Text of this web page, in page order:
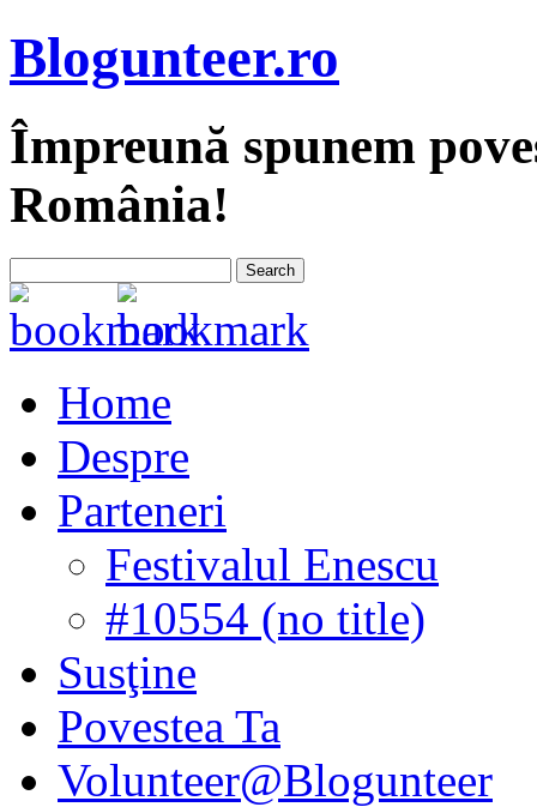
Blogunteer.ro
Împreună spunem
România!
Home
Despre
Parteneri
Festivalul Enescu
#10554 (no title)
Susţine
Povestea Ta
Volunteer@Blogunteer